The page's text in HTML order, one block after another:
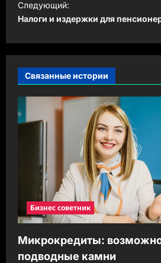
а
и
г
а
ц
и
и
с
и
Следующий:
Налоги и издержки для
Связанные истории
Бизнес советник
Микрокредиты:
подводные камни